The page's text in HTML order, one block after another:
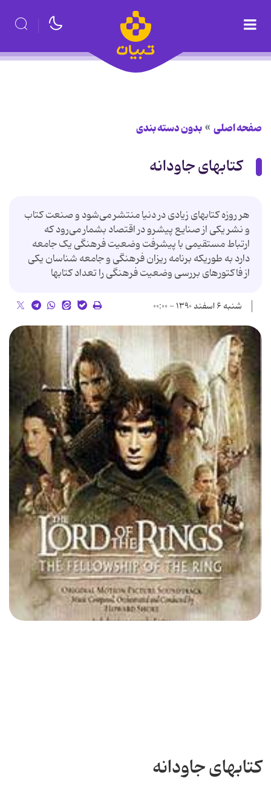
صفحه اصلی بدون دسته بندی
کتابهای جاودانه
هر روزه کتابهای زیادی در دنیا منتشر می‌شود و صنعت کتاب
و نشر یکی از صنایع پیشرو در اقتصاد بشمار می‌رود که
ارتباط مستقیمی ‌با پیشرفت وضعیت فرهنگی یک جامعه
دارد به طوریکه برنامه ریزان فرهنگی و جامعه شناسان یکی
از فاکتورهای بررسی وضعیت فرهنگی را تعداد کتابها
شنبه ۶ اسفند ۱۳۹۰ - ۰۰:۰۰
کتابهای جاودانه